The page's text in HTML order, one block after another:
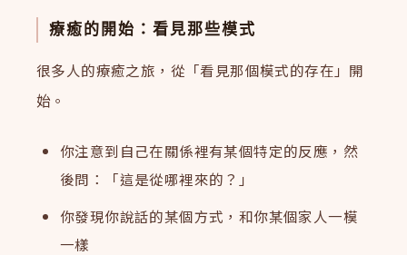
療癒的開始：看見那些模式
很多人的療癒之旅，從「看見那個模式的存在」開
始。
你注意到自己在關係裡有某個特定的反應，然
後問：「這是從哪裡來的？」
你發現你說話的某個方式，和你某個家人一模
一樣